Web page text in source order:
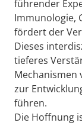
führender
Immunologie,
fördert der
Dieses
tieferes
Mechanismen
zur
führen.
Die Hoffnung